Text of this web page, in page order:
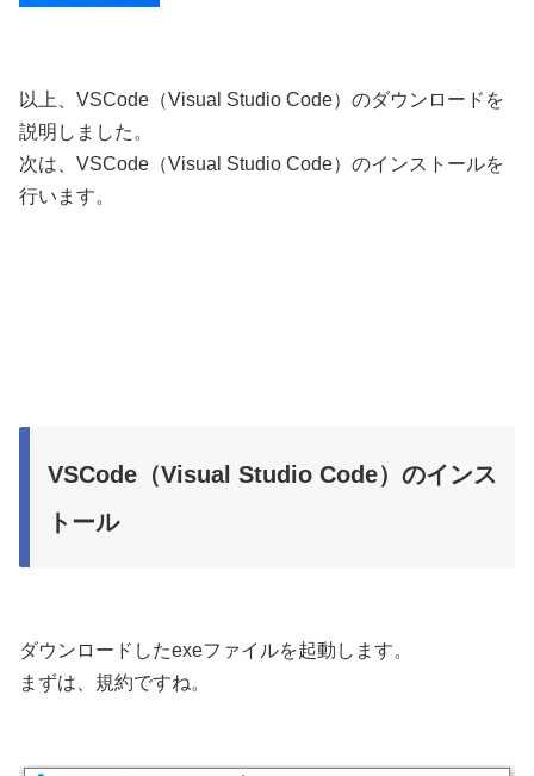
以上、VSCode（Visual Studio Code）のダウンロードを
説明しました。
次は、VSCode（Visual Studio Code）のインストールを
行います。
VSCode（Visual Studio Code）のインス
トール
ダウンロードしたexeファイルを起動します。
まずは、規約ですね。